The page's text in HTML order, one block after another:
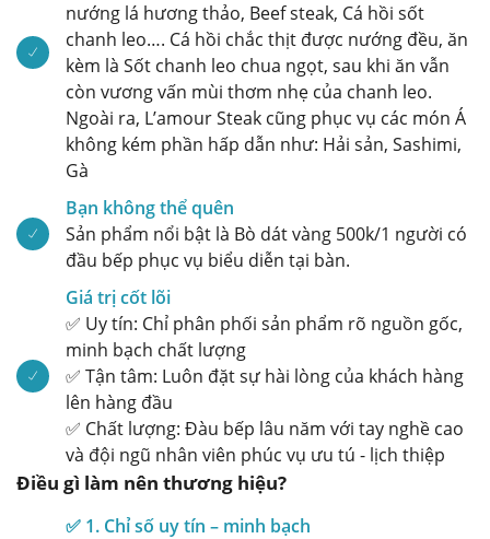
nướng lá hương thảo, Beef steak, Cá hồi sốt
chanh leo…. Cá hồi chắc thịt được nướng đều, ăn
kèm là Sốt chanh leo chua ngọt, sau khi ăn vẫn
còn vương vấn mùi thơm nhẹ của chanh leo.
Ngoài ra, L’amour Steak cũng phục vụ các món Á
không kém phần hấp dẫn như: Hải sản, Sashimi,
Gà
Bạn không thể quên
Sản phẩm nổi bật là Bò dát vàng 500k/1 người có
đầu bếp phục vụ biểu diễn tại bàn.
Giá trị cốt lõi
✅ Uy tín: Chỉ phân phối sản phẩm rõ nguồn gốc,
minh bạch chất lượng
✅ Tận tâm: Luôn đặt sự hài lòng của khách hàng
lên hàng đầu
✅ Chất lượng: Đàu bếp lâu năm với tay nghề cao
và đội ngũ nhân viên phúc vụ ưu tú - lịch thiệp
Điều gì làm nên thương hiệu?
✅ 1. Chỉ số uy tín – minh bạch